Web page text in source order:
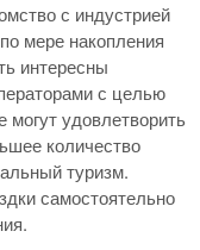
с индустрией
мере накопления
интересны
с целью
удовлетворить
количество
туризм.
самостоятельно